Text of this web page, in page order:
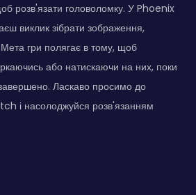
розв'язати головоломку. У Phoenix
виклик зібрати зображення,
гри полягає в тому, щоб
або натискаючи на них, поки
Ласкаво просимо до
і насолоджуйся розв'язанням